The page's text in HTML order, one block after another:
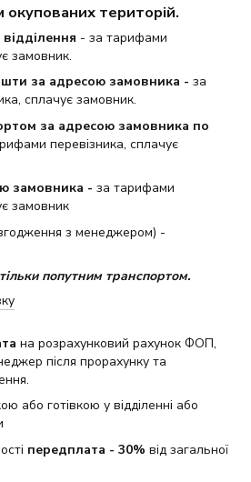
окупованих територій.
- за тарифами
замовник.
за адресою замовника - за
сплачує замовник.
за адресою замовника по
перевізника, сплачує
замовника - за тарифами
замовник
з менеджером) -
попутним транспортом.
на розрахунковий рахунок ФОП,
після прорахунку та
або готівкою у відділенні або
передплата - 30% від загальної